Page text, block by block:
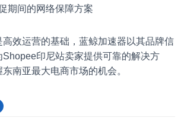
期间的网络保障方案
效运营的基础，蓝鲸加速器以其品牌信
印尼站卖家提供可靠的解决方
南亚最大电商市场的机会。